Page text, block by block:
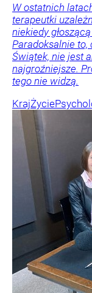
W ostatnich
terapeutki
niekiedy
Paradoksalnie to,
Świątek, nie jest
najgroźniejsze.
tego nie widzą.
KrajŻycie